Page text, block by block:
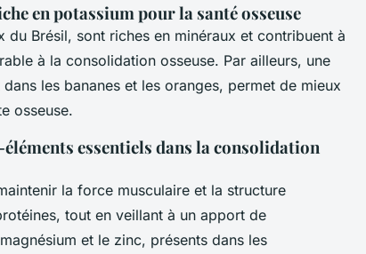
en potassium pour la santé osseuse
du Brésil, sont riches en minéraux et contribuent à
à la consolidation osseuse. Par ailleurs, une
les bananes et les oranges, permet de mieux
osseuse.
essentiels dans la consolidation
la force musculaire et la structure
tout en veillant à un apport de
et le zinc, présents dans les